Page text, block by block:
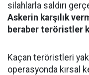
silahlarla saldırı
Askerin karşılık
beraber teröristler
Kaçan teröristleri
operasyonda kırsal